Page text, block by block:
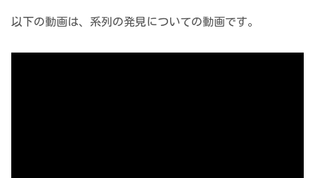
以下の動画は、系列の発見についての動画です。